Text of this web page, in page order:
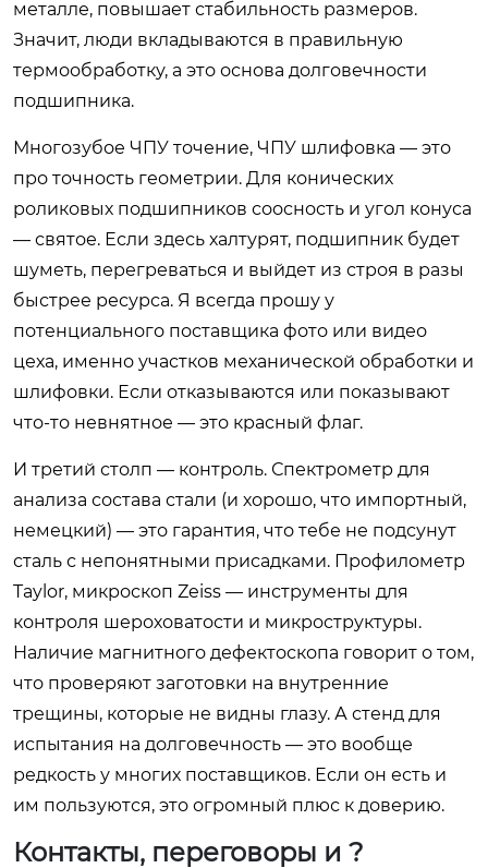
металле, повышает стабильность размеров.
Значит, люди вкладываются в правильную
термообработку, а это основа долговечности
подшипника.
Многозубое ЧПУ точение, ЧПУ шлифовка — это
про точность геометрии. Для конических
роликовых подшипников соосность и угол конуса
— святое. Если здесь халтурят, подшипник будет
шуметь, перегреваться и выйдет из строя в разы
быстрее ресурса. Я всегда прошу у
потенциального поставщика фото или видео
цеха, именно участков механической обработки и
шлифовки. Если отказываются или показывают
что-то невнятное — это красный флаг.
И третий столп — контроль. Спектрометр для
анализа состава стали (и хорошо, что импортный,
немецкий) — это гарантия, что тебе не подсунут
сталь с непонятными присадками. Профилометр
Taylor, микроскоп Zeiss — инструменты для
контроля шероховатости и микроструктуры.
Наличие магнитного дефектоскопа говорит о том,
что проверяют заготовки на внутренние
трещины, которые не видны глазу. А стенд для
испытания на долговечность — это вообще
редкость у многих поставщиков. Если он есть и
им пользуются, это огромный плюс к доверию.
Контакты, переговоры и ?